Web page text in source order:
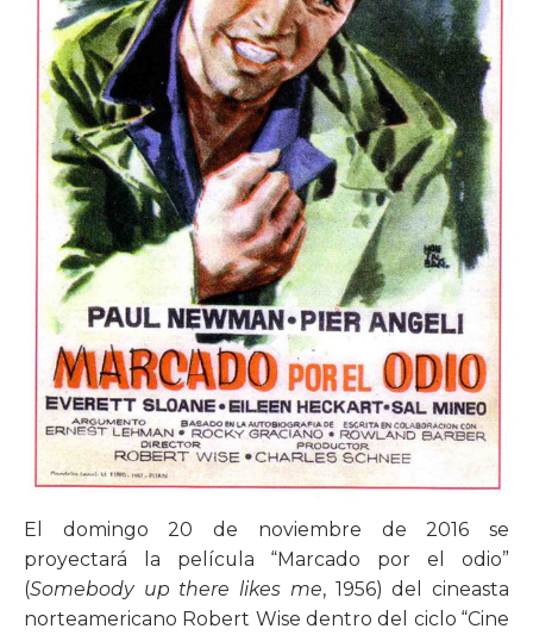
El domingo 20 de noviembre de 2016 se
proyectará la película “Marcado por el odio”
(Somebody up there likes me, 1956) del cineasta
norteamericano Robert Wise dentro del ciclo “Cine